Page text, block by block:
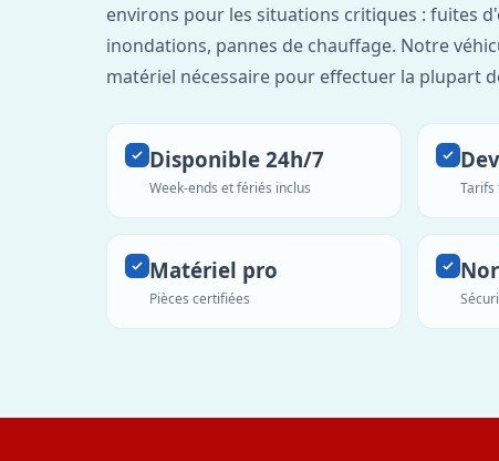
environs pour les situations critiques : fuites
inondations, pannes de chauffage. Notre
matériel nécessaire pour effectuer la plupart
Disponible 24h/7
Week-ends et fériés inclus Tarifs
Matériel pro
Pièces certifiées